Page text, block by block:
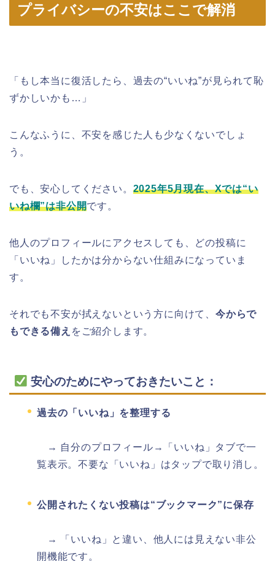
プライバシーの不安はここで解消
「もし本当に復活したら、過去の“いいね”が見られて恥
ずかしいかも…」
こんなふうに、不安を感じた人も少なくないでしょ
う。
でも、安心してください。 2025年5月現在、Xでは“い
いね欄”は非公開です。
他人のプロフィールにアクセスしても、どの投稿に
「いいね」したかは分からない仕組みになっていま
す。
それでも不安が拭えないという方に向けて、 今からで
もできる備え をご紹介します。
安心のためにやっておきたいこと：
過去の「いいね」を整理する
→ 自分のプロフィール→「いいね」タブで一
覧表示。不要な「いいね」はタップで取り消し。
公開されたくない投稿は“ブックマーク”に保存
→ 「いいね」と違い、他人には見えない非公
開機能です。